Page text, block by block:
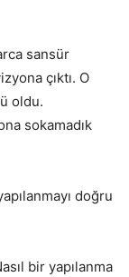
sansür
çıktı. O
oldu.
sokamadık
doğru
bir yapılanma